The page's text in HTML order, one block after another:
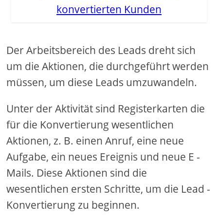
konvertierten Kunden
Der Arbeitsbereich des Leads dreht sich
um die Aktionen, die durchgeführt werden
müssen, um diese Leads umzuwandeln.
Unter der Aktivität sind Registerkarten die
für die Konvertierung wesentlichen
Aktionen, z. B. einen Anruf, eine neue
Aufgabe, ein neues Ereignis und neue E -
Mails. Diese Aktionen sind die
wesentlichen ersten Schritte, um die Lead -
Konvertierung zu beginnen.